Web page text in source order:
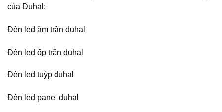
của Duhal:
Đèn led âm trần duhal
Đèn led ốp trần duhal
Đèn led tuýp duhal
Đèn led panel duhal